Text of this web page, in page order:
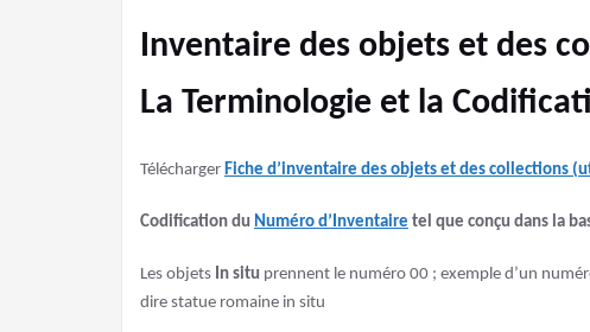
Inventaire des objets et des
La Terminologie et la
Télécharger Fiche d’inventaire des objets et des collections
Codification du Numéro d’Inventaire tel que conçu dans la
Les objets In situ prennent le numéro 00 ; exemple d’un
dire statue romaine in situ